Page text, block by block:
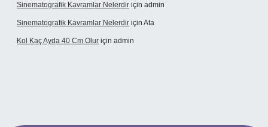
Sinematografik Kavramlar Nelerdir için admin
Sinematografik Kavramlar Nelerdir için Ata
Kol Kaç Ayda 40 Cm Olur için admin